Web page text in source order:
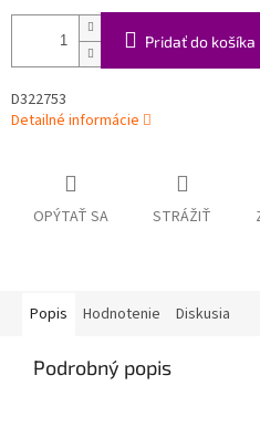
Pridať do košíka
D322753
Detailné informácie
OPÝTAŤ SA STRÁŽIŤ
Popis Hodnotenie Diskusia
Podrobný popis